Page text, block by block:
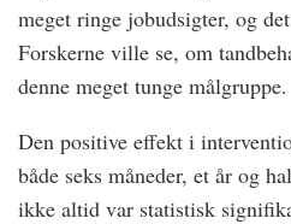
meget ringe jobudsigter, og
Forskerne ville se, om
denne meget tunge målgruppe.
Den positive effekt i
både seks måneder, et år og
ikke altid var statistisk